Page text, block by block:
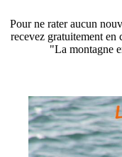
Pour ne rater aucun
recevez gratuitement en
"La montagne